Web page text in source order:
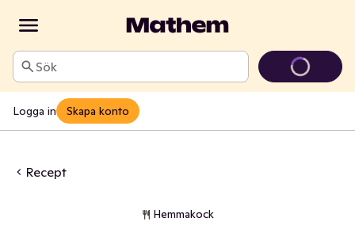
Sök
Logga in Skapa konto
Recept
Hemmakock